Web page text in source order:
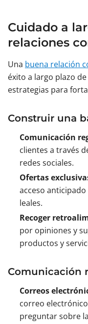
Cuidado a
relaciones
Una buena relación
éxito a largo plazo
estrategias para
Construir una
Comunicación
clientes a través
redes sociales.
Ofertas
acceso
leales.
Recoger
por opiniones y
productos y
Comunicación
Correos
correo
preguntar sobre